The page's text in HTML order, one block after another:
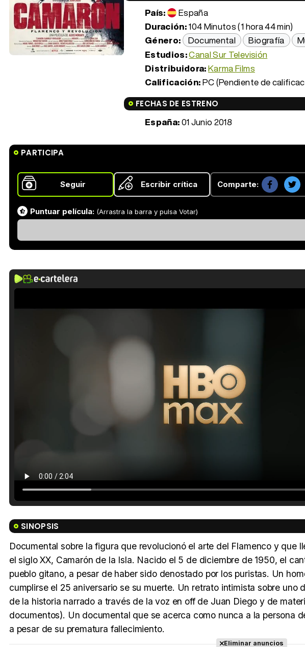
País:
España
Duración:104 Minutos (1 hora 44 min)
Género: Documental Biografía
Estudios:Canal Sur Televisión
Distribuidora:Karma Films
Calificación:PC (Pendiente de
FECHAS DE ESTRENO
España:01 Junio 2018
PARTICIPA
Seguir Escribir crítica Comparte:
Puntuar película: (Arrastra la barra y pulsa Votar)
SINOPSIS
Documental sobre la figura que revolucionó el arte del Flamenco y que
el siglo XX, Camarón de la Isla. Nacido el 5 de diciembre de 1950, el
pueblo gitano, a pesar de haber sido denostado por los puristas. Un
cumplirse el 25 aniversario se su muerte. Un retrato intimista sobre
de la historia narrado a través de la voz en off de Juan Diego y de
documentos). Un documental que se acerca como nunca a la persona
a pesar de su prematura fallecimiento.
Eliminar anuncios